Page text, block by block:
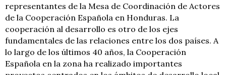
representantes de la Mesa de Coordinación de Actores
de la Cooperación Española en Honduras. La
cooperación al desarrollo es otro de los ejes
fundamentales de las relaciones entre los dos países. A
lo largo de los últimos 40 años, la Cooperación
Española en la zona ha realizado importantes